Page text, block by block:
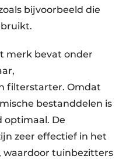
bijvoorbeeld die
merk bevat onder
filterstarter. Omdat
bestanddelen is
optimaal. De
zeer effectief in het
waardoor tuinbezitters